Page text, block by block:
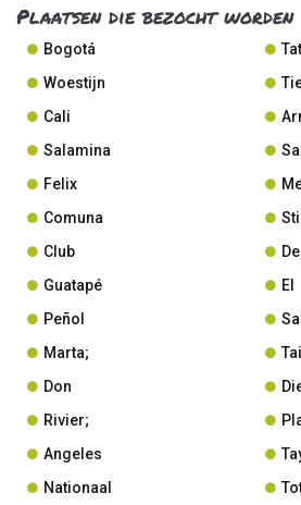
Plaatsen die bezocht worden
Bogotá
Woestijn
Cali
Salamina
Felix
Comuna
Club
Guatapé
El
Peñol
Marta;
Don
Rivier;
Angeles
Nationaal